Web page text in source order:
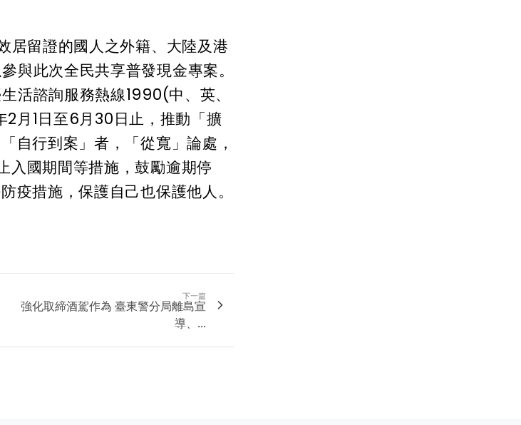
居留證的國人之外籍、大陸及港
與此次全民共享普發現金專案。
活諮詢服務熱線1990(中、英、
2月1日至6月30日止，推動「擴
自行到案」者，「從寬」論處，
入國期間等措施，鼓勵逾期停
疫措施，保護自己也保護他人。
下一篇
強化取締酒駕作為 臺東警分局離島宣
導、...